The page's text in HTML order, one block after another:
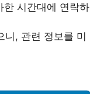
한 시간대에 연락하
니, 관련 정보를 미